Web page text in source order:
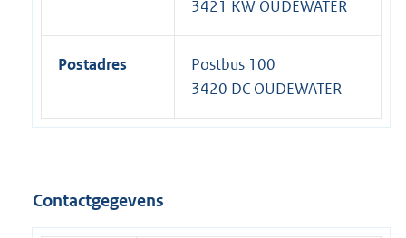
3421 KW OUDEWATER
Postadres
Postbus 100
3420 DC OUDEWATER
Contactgegevens